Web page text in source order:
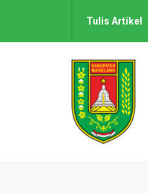
Tulis Artikel